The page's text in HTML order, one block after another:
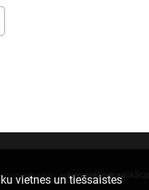
vietnes un tiešsaistes
Lejupielādēt aplikāciju